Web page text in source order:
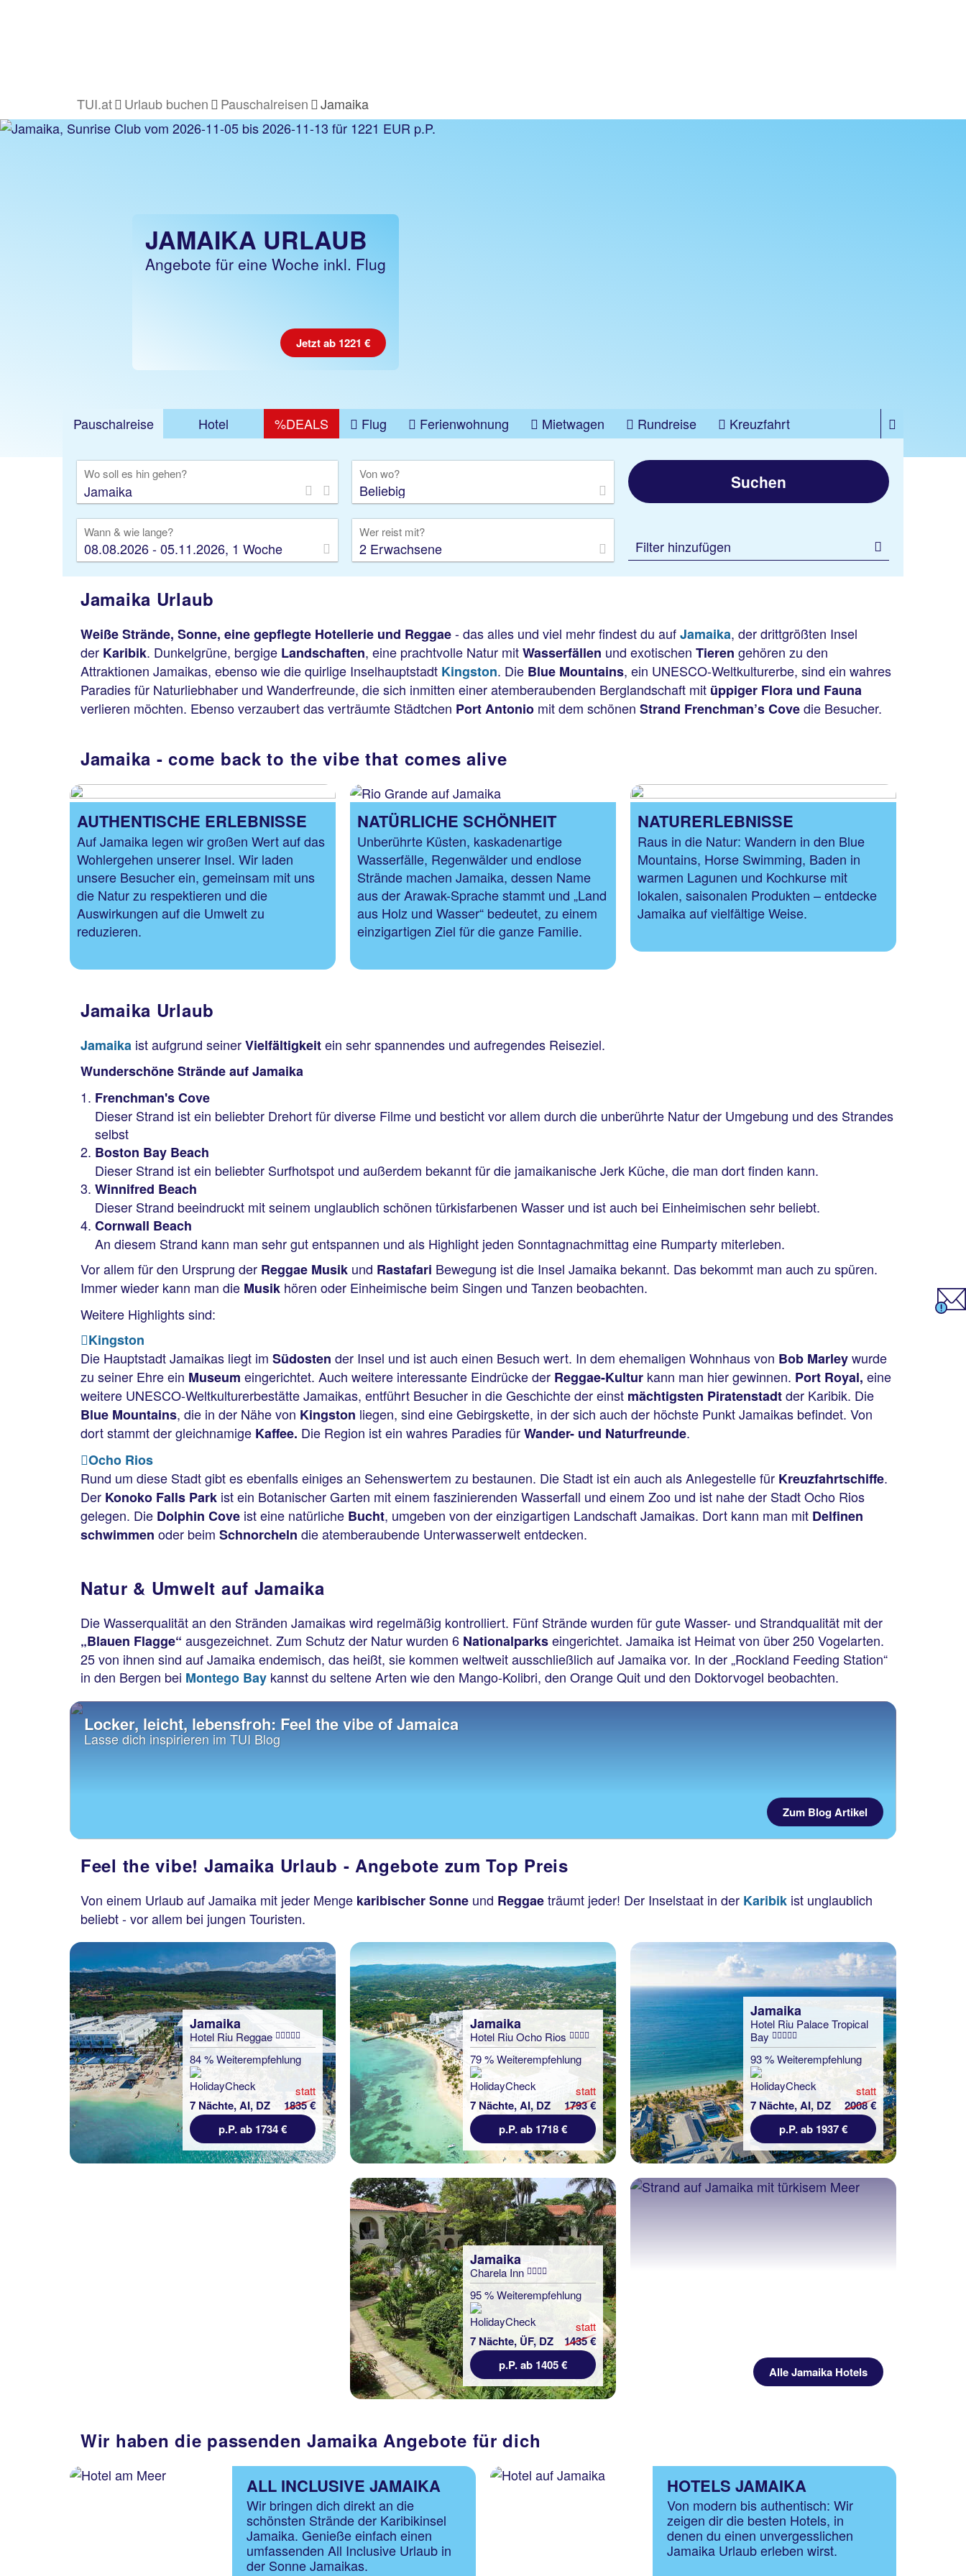
TUI.at Urlaub buchen Pauschalreisen Jamaika
JAMAIKA URLAUB
Angebote für eine Woche inkl. Flug
Jetzt ab 1221 €
Pauschalreise Hotel %DEALS Flug Ferienwohnung Mietwagen Rundreise
Kreuzfahrt
Wo soll es hin gehen? Von wo?
Beliebig
Wann & wie lange?
08.08.2026 - 05.11.2026, 1 Woche
Wer reist mit?
2 Erwachsene
Suchen
Filter hinzufügen
Jamaika Urlaub
Weiße Strände, Sonne, eine gepflegte Hotellerie und Reggae- das alles und viel mehr findest du aufJamaika, der drittgrößten Insel
der Karibik. Dunkelgrüne, bergige Landschaften, eine prachtvolle Natur mitWasserfällen und exotischen Tieren gehören zu den
Attraktionen Jamaikas, ebenso wie die quirlige Inselhauptstadt Kingston. Die Blue Mountains, ein UNESCO-Weltkulturerbe, sind ein wahres
Paradies für Naturliebhaber und Wanderfreunde, die sich inmitten einer atemberaubenden Berglandschaft mit üppiger Flora und Fauna
verlieren möchten. Ebenso verzaubert das verträumte Städtchen Port Antonio mit dem schönen Strand Frenchman’s Covedie Besucher.
Jamaika - come back to the vibe that comes alive
AUTHENTISCHE ERLEBNISSE
Auf Jamaika legen wir großen Wert auf das
Wohlergehen unserer Insel. Wir laden
unsere Besucher ein, gemeinsam mit uns
die Natur zu respektieren und die
Auswirkungen auf die Umwelt zu
reduzieren.
NATÜRLICHE SCHÖNHEIT
Unberührte Küsten, kaskadenartige
Wasserfälle, Regenwälder und endlose
Strände machen Jamaika, dessen Name
aus der Arawak-Sprache stammt und „Land
aus Holz und Wasser“ bedeutet, zu einem
einzigartigen Ziel für die ganze Familie.
NATURERLEBNISSE
Raus in die Natur: Wandern in den Blue
Mountains, Horse Swimming, Baden in
warmen Lagunen und Kochkurse mit
lokalen, saisonalen Produkten – entdecke
Jamaika auf vielfältige Weise.
Jamaika Urlaub
Jamaika ist aufgrund seinerVielfältigkeitein sehr spannendes und aufregendes Reiseziel.
Wunderschöne Strände auf Jamaika
Frenchman's Cove
Dieser Strand ist ein beliebter Drehort für diverse Filme und besticht vor allem durch die unberührte Natur der Umgebung und des Strandes
selbst
Boston Bay Beach
Dieser Strand ist ein beliebter Surfhotspot und außerdem bekannt für die jamaikanische Jerk Küche, die man dort finden kann.
Winnifred Beach
Dieser Strand beeindruckt mit seinem unglaublich schönen türkisfarbenen Wasser und ist auch bei Einheimischen sehr beliebt.
Cornwall Beach
An diesem Strand kann man sehr gut entspannen und als Highlight jeden Sonntagnachmittag eine Rumparty miterleben.
Vor allem für den Ursprung der Reggae Musik und Rastafari Bewegung ist die Insel Jamaika bekannt. Das bekommt man auch zu spüren.
Immer wieder kann man die Musik hören oder Einheimische beim Singen und Tanzen beobachten.
Weitere Highlights sind:
Kingston
Die Hauptstadt Jamaikas liegt im Südosten der Insel und ist auch einen Besuch wert. In dem ehemaligen Wohnhaus von Bob Marleywurde
zu seiner Ehre ein Museum eingerichtet. Auch weitere interessante Eindrücke der Reggae-Kultur kann man hier gewinnen. Port Royal, eine
weitere UNESCO-Weltkulturerbestätte Jamaikas, entführt Besucher in die Geschichte der einst mächtigsten Piratenstadtder Karibik. Die
Blue Mountains, die in der Nähe von Kingston liegen, sind eine Gebirgskette, in der sich auch der höchste Punkt Jamaikas befindet. Von
dort stammt der gleichnamige Kaffee. Die Region ist ein wahres Paradies fürWander- und Naturfreunde.
Ocho Rios
Rund um diese Stadt gibt es ebenfalls einiges an Sehenswertem zu bestaunen. Die Stadt ist ein auch als Anlegestelle für Kreuzfahrtschiffe.
Der Konoko Falls Park ist ein Botanischer Garten mit einem faszinierenden Wasserfall und einem Zoo und ist nahe der Stadt Ocho Rios
gelegen. Die Dolphin Cove ist eine natürliche Bucht, umgeben von der einzigartigen Landschaft Jamaikas. Dort kann man mit Delfinen
schwimmen oder beim Schnorcheln die atemberaubende Unterwasserwelt entdecken.
Natur & Umwelt auf Jamaika
Die Wasserqualität an den Stränden Jamaikas wird regelmäßig kontrolliert. Fünf Strände wurden für gute Wasser- und Strandqualität mit der
„Blauen Flagge“ ausgezeichnet. Zum Schutz der Natur wurden 6 Nationalparkseingerichtet. Jamaika ist Heimat von über 250 Vogelarten.
25 von ihnen sind auf Jamaika endemisch, das heißt, sie kommen weltweit ausschließlich auf Jamaika vor. In der „Rockland Feeding Station“
in den Bergen bei Montego Bay kannst du seltene Arten wie den Mango-Kolibri, den Orange Quit und den Doktorvogel beobachten.
Locker, leicht, lebensfroh: Feel the vibe of Jamaica
Lasse dich inspirieren im TUI Blog
Zum Blog Artikel
Feel the vibe! Jamaika Urlaub - Angebote zum Top Preis
Von einem Urlaub auf Jamaika mit jeder Menge karibischer Sonne und Reggaeträumt jeder! Der Inselstaat in der Karibik ist unglaublich
beliebt - vor allem bei jungen Touristen.
Jamaika
Hotel Riu Reggae
84 % Weiterempfehlung
7 Nächte, AI, DZ
statt
1835 €
p.P. ab 1734 €
Jamaika
Hotel Riu Ocho Rios
79 % Weiterempfehlung
7 Nächte, AI, DZ
statt
1793 €
p.P. ab 1718 €
Jamaika
Hotel Riu Palace Tropical
Bay
93 % Weiterempfehlung
7 Nächte, AI, DZ
statt
2008 €
p.P. ab 1937 €
Jamaika
Charela Inn
95 % Weiterempfehlung
7 Nächte, ÜF, DZ
statt
1435 €
p.P. ab 1405 €
Alle Jamaika Hotels
Wir haben die passenden Jamaika Angebote für dich
ALL INCLUSIVE JAMAIKA
Wir bringen dich direkt an die
schönsten Strände der Karibikinsel
Jamaika. Genieße einfach einen
umfassenden All Inclusive Urlaub in
der Sonne Jamaikas.
HOTELS JAMAIKA
Von modern bis authentisch: Wir
zeigen dir die besten Hotels, in
denen du einen unvergesslichen
Jamaika Urlaub erleben wirst.